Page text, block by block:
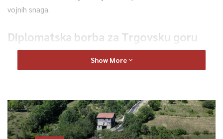
vojnih snaga.
Diplomatska borba za Trgovsku goru
Dugogodišnji spor između Bosne i Hercegovine i Hrvatske u vezi
s izgradnjom odlagališta radioaktivnog otpada na Trgovskoj
u zaštiti interesa građana u slivu rijeke Une.
Novi kapaciteti na Igmanu
Show More